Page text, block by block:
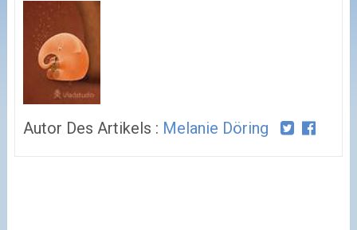
Autor Des Artikels : Melanie Döring